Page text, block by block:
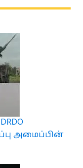
அமைப்பின்